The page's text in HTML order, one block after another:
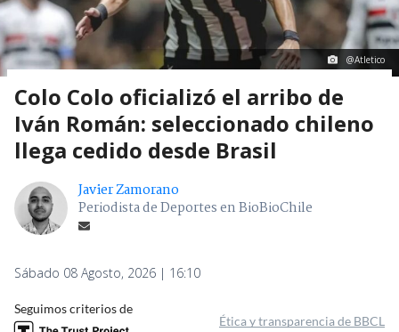
@Atletico
Colo Colo oficializó el arribo de
Iván Román: seleccionado chileno
llega cedido desde Brasil
Javier Zamorano
Periodista de Deportes en BioBioChile
Sábado 08 Agosto, 2026 | 16:10
Seguimos criterios de
Ética y transparencia de BBCL